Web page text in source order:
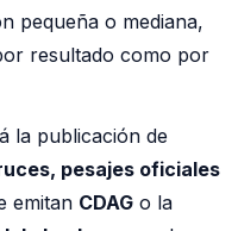
pequeña o mediana,
resultado como por
la publicación de
pesajes oficiales
emitan CDAG o la